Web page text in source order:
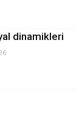
dinamikleri